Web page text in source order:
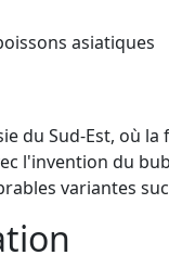
asiatiques
du Sud-Est, où
l'invention du
variantes